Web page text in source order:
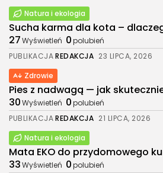
2026. Wszelkie prawa
portalu są chronione
Natura i ekologia
Sucha karma dla kota –
27Wyświetleń 0polubień
PUBLIKACJAREDAKCJA 23 LIPCA, 2026
Zdrowie
Pies z nadwagą — jak
30Wyświetleń 0polubień
PUBLIKACJAREDAKCJA 21 LIPCA, 2026
Natura i ekologia
Mata EKO do przydomowego
33Wyświetleń 0polubień